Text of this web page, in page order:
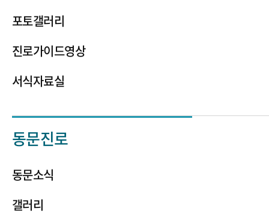
포토갤러리
진로가이드영상
서식자료실
동문진로
동문소식
갤러리